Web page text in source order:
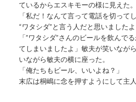
ているからエスキモーの様に見えた。
「私だ！なんて言って電話を切って
“ワタシダ”と言う人だと思いましたよ
「”ワタシダ”さんのビールを飲んで
てしまいましたよ」敏夫が笑いなが
いながら敏夫の横に座った。
「俺たちもビール、いいよね？」
末広は桐嶋に念を押すようにして主